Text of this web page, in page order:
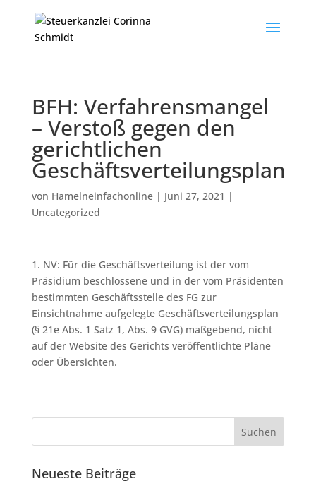
BFH: Verfahrensmangel
– Verstoß gegen den
gerichtlichen
Geschäftsverteilungsplan
von Hamelneinfachonline| Juni 27, 2021 |
Uncategorized
1. NV: Für die Geschäftsverteilung ist der vom
Präsidium beschlossene und in der vom Präsidenten
bestimmten Geschäftsstelle des FG zur
Einsichtnahme aufgelegte Geschäftsverteilungsplan
(§ 21e Abs. 1 Satz 1, Abs. 9 GVG) maßgebend, nicht
auf der Website des Gerichts veröffentlichte Pläne
oder Übersichten.
Neueste Beiträge